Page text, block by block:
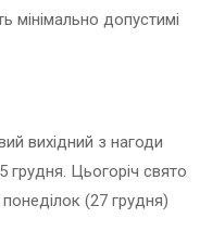
мінімально допустимі
вихідний з нагоди
грудня. Цьогоріч свято
(27 грудня)